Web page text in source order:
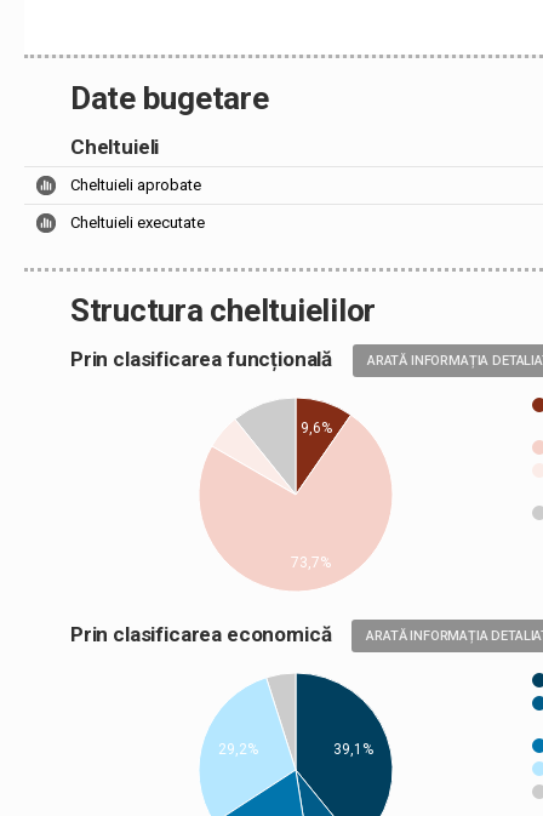
Date bugetare
Cheltuieli
Cheltuieli aprobate
Cheltuieli executate
Structura cheltuielilor
Prin clasificarea funcțională ARATĂ INFORMAȚIA
9,6%
73,7%
Prin clasificarea economică ARATĂ INFORMAȚIA
39,1%
29,2%